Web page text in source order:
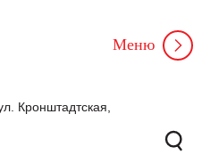
Кронштадтская,
Меню